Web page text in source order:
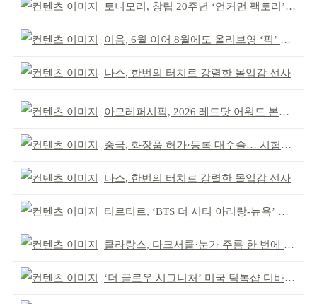
토니모리, 창립 20주년 ‘언커먼 팩토리’ 팝업 성료
이옴, 6월 이어 8월에도 올리브영 ‘픽’ 선정
나스, 한번의 터치로 강렬한 몰입감 선사
아모레퍼시픽, 2026 레드닷 어워드 본상 2개 수상
중국, 화장품 허가·등록 대수술… 시험자료 공용 허용
나스, 한번의 터치로 강렬한 몰입감 선사
티르티르, ‘BTS 더 시티 아리랑-뉴욕’ 참여
클라랑스, 다크서클·눈가 주름 한 번에 더블 케어
‘더 글로우 시그니처’ 미국 틱톡샵 디바이스 부문 1위